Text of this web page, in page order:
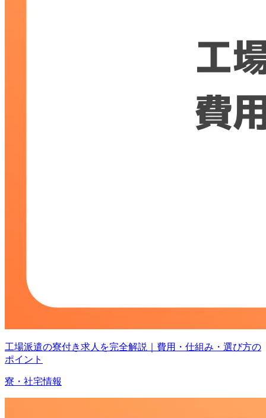
工場派遣の寮付き求人を完全解説｜費用・仕組み・選び方の
ポイント
寮・社宅情報